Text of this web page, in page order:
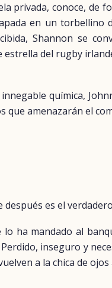
privada, conoce, de
en un torbellino
Shannon se
estrella del rugby
química,
amenazarán el
es el
ha mandado al
inseguro y
a la chica de